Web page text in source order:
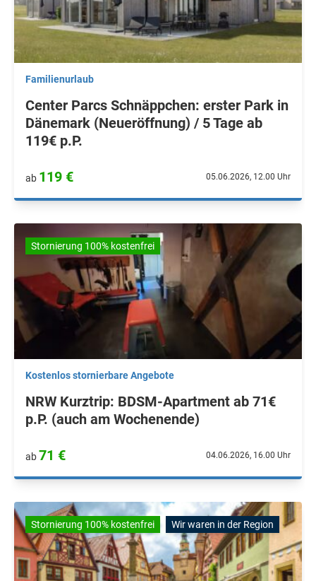
Familienurlaub
Center Parcs Schnäppchen: erster Park in
Dänemark (Neueröffnung) / 5 Tage ab
119€ p.P.
ab 119 € 05.06.2026, 12.00 Uhr
Stornierung 100% kostenfrei
Kostenlos stornierbare Angebote
NRW Kurztrip: BDSM-Apartment ab 71€
p.P. (auch am Wochenende)
ab71 € 04.06.2026, 16.00 Uhr
Stornierung 100% kostenfrei Wir waren in der Region